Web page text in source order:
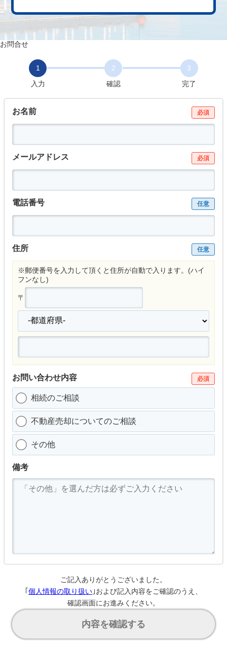
お問合せ
1
入力
2
確認
3
完了
お名前 必須
メールアドレス 必須
電話番号 任意
住所 任意
※郵便番号を入力して頂くと住所が自動で入ります。(ハイ
フンなし)
〒
お問い合わせ内容 必須
相続のご相談
不動産売却についてのご相談
その他
備考
ご記入ありがとうございました。
個人情報の取り扱い ｣および記入内容をご確認のうえ、
確認画面にお進みください。
内容を確認する